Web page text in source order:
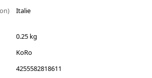
Italie
0.25 kg
KoRo
4255582818611